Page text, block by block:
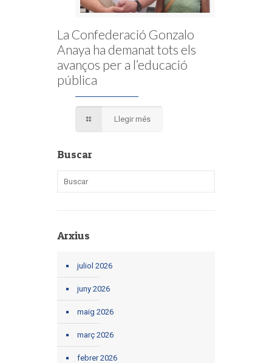
La Confederació Gonzalo
Anaya ha demanat tots els
avanços per a l’educació
pública
Llegir més
Buscar
Arxius
juliol 2026
juny 2026
maig 2026
març 2026
febrer 2026